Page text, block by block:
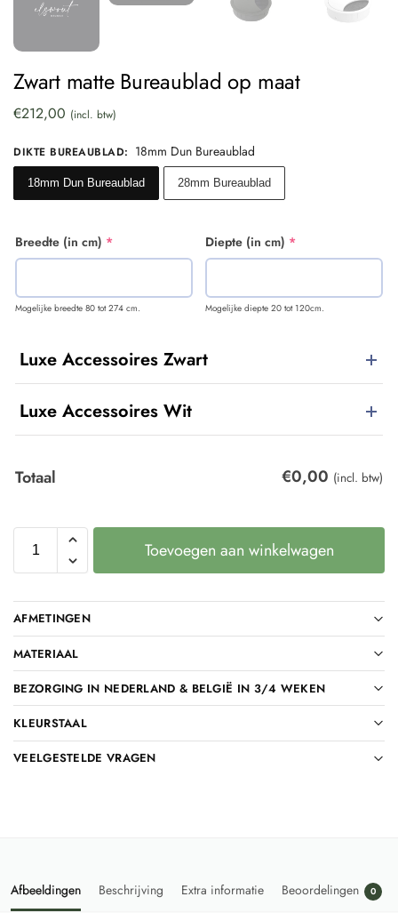
Zwart matte Bureaublad op maat
€212,00 (incl. btw)
DIKTE BUREAUBLAD: 18mm Dun Bureaublad
18mm Dun Bureaublad 28mm Bureaublad
Breedte (in cm) *
Mogelijke breedte 80 tot 274 cm.
Diepte (in cm) *
Mogelijke diepte 20 tot 120cm.
Luxe Accessoires Zwart
Luxe Accessoires Wit
Totaal €0,00 (incl. btw)
Toevoegen aan winkelwagen
AFMETINGEN
MATERIAAL
BEZORGING IN NEDERLAND & BELGIË IN 3/4 WEKEN
KLEURSTAAL
VEELGESTELDE VRAGEN
Afbeeldingen Beschrijving Extra informatie Beoordelingen 0